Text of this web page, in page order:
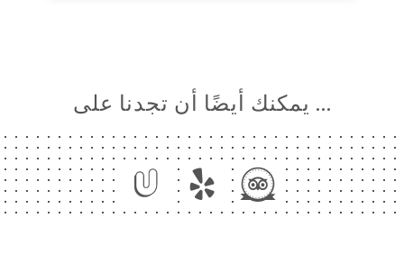
… يمكنك أيضًا أن تجدنا على